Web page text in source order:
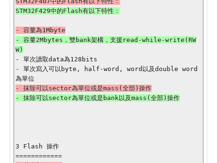
- 容量2Mbytes，雙bank架構，支援read-while-write(RW
- 單次讀取data為128bits
- 單次寫入可以byte, half-word, word以及double word
3 Flash 操作